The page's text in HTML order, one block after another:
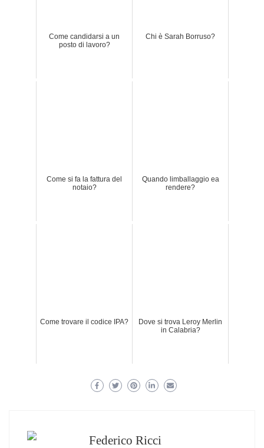
Come candidarsi a un
posto di lavoro?
Chi è Sarah Borruso?
Come si fa la fattura del
notaio?
Quando limballaggio ea
rendere?
Come trovare il codice IPA?
Dove si trova Leroy Merlin
in Calabria?
Federico Ricci